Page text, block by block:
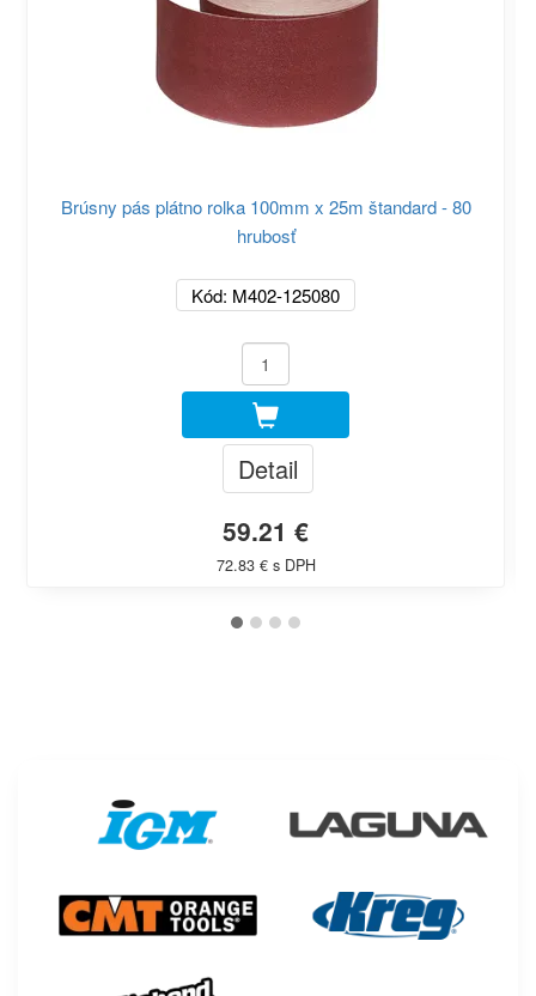
Brúsny pás plátno rolka 100mm x 25m štandard - 80
hrubosť
Kód: M402-125080
Detail
59.21 €
72.83 € s DPH